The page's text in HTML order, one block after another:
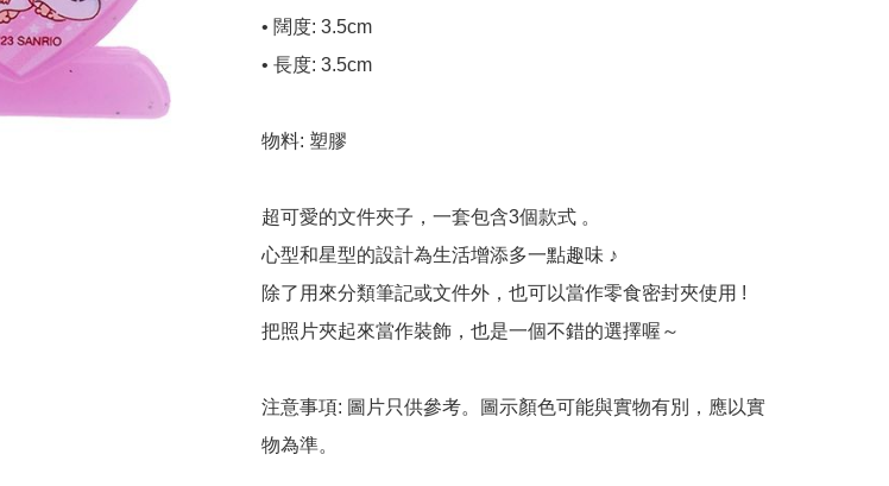
• 闊度: 3.5cm
• 長度: 3.5cm
物料: 塑膠
超可愛的文件夾子，一套包含3個款式 。
心型和星型的設計為生活增添多一點趣味 ♪
除了用來分類筆記或文件外，也可以當作零食密封夾使用 !
把照片夾起來當作裝飾，也是一個不錯的選擇喔～
注意事項: 圖片只供參考。圖示顏色可能與實物有別，應以實
物為準。